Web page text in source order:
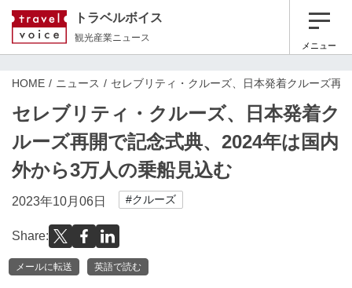
トラベルボイス
観光産業ニュース
メニュー
HOME ニュース セレブリティ・クルーズ、日本発着クルーズ再
セレブリティ・クルーズ、日本発着ク
ルーズ再開で記念式典、2024年は国内
外から3万人の乗船見込む
2023年10月06日 #クルーズ
Share:
メールに転送 英語で読む